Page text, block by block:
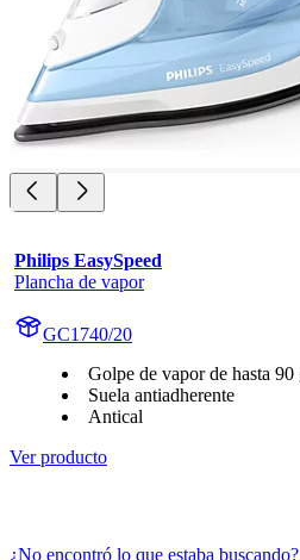
Philips EasySpeed
Plancha de vapor
GC1740/20
Golpe de vapor de hasta 90
Suela antiadherente
Antical
Ver producto
¿No encontró lo que estaba buscando?